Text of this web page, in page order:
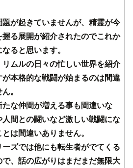
題が起きていませんが、精霊が今
握る展開が紹介されたのでこれか
ると思います。
リムルの日々の忙しい世界を紹介
が本格的な戦闘が始まるのは間違
。
たな仲間が増える事も間違いな
人間との闘いなど激しい戦闘にな
は間違いありません。
ーズでは他にも転生者がでてくる
で、話の広がりはまだまだ無限大